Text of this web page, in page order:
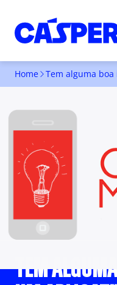
Home Tem alguma
TEM